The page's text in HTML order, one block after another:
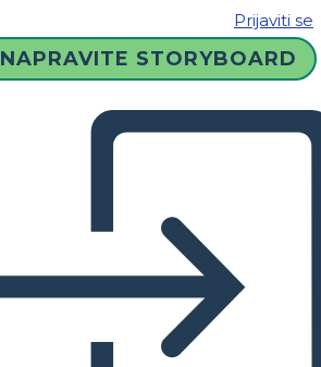
Prijaviti se
NAPRAVITE STORYBOARD